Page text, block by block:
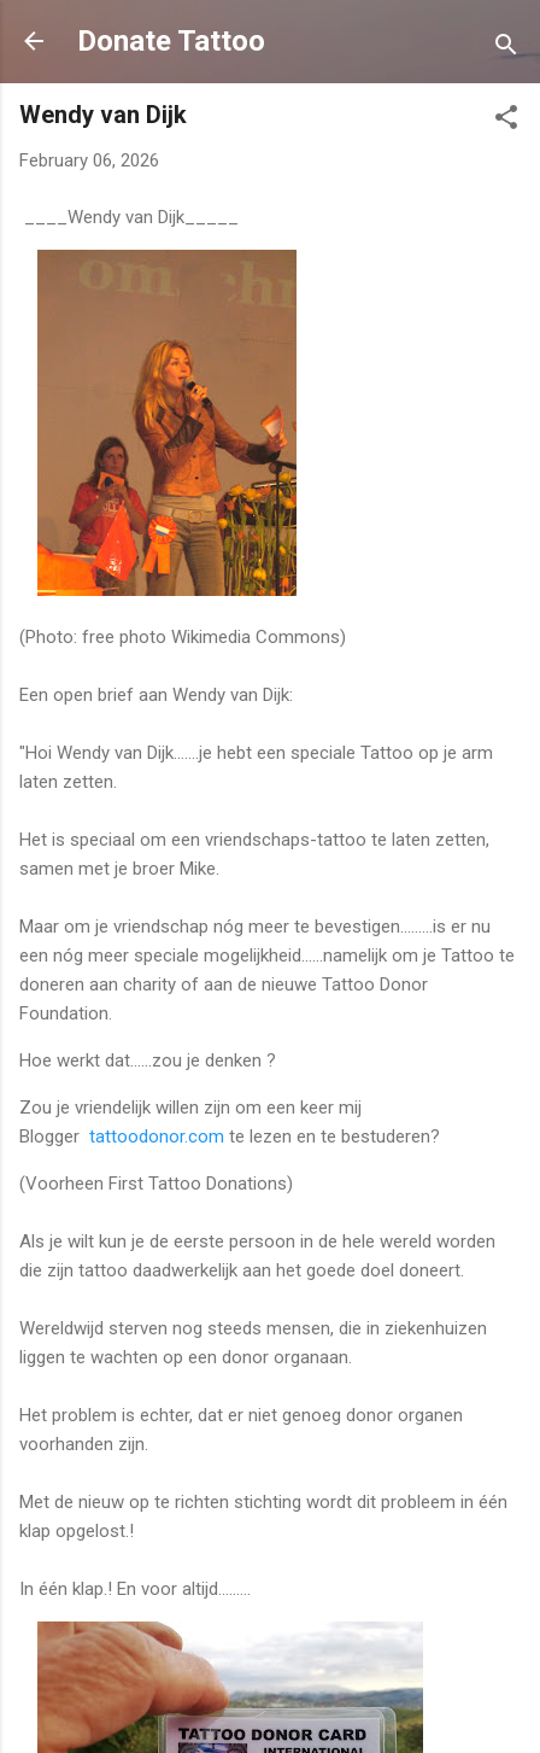
Skip to main content
Donate Tattoo
Wendy van Dijk
February 06, 2026
____Wendy van Dijk_____
(Photo: free photo Wikimedia Commons)
Een open brief aan Wendy van Dijk:
"Hoi Wendy van Dijk…….je hebt een speciale Tattoo op je arm
laten zetten.
Het is speciaal om een ​​vriendschaps-tattoo te laten zetten,
samen met je broer Mike.
Maar om je vriendschap nóg meer te bevestigen……...is er nu
een nóg meer speciale mogelijkheid…...namelijk om je Tattoo te
doneren aan charity of aan de nieuwe Tattoo Donor
Foundation.
Hoe werkt dat......zou je denken ?
Zou je vriendelijk willen zijn om een keer mij
Blogger tattoodonor.com te lezen en te bestuderen?
(Voorheen First Tattoo Donations)
Als je wilt kun je de eerste persoon in de hele wereld worden
die zijn tattoo daadwerkelijk aan het goede doel doneert.
Wereldwijd sterven nog steeds mensen, die in ziekenhuizen
liggen te wachten op een donor organaan.
Het problem is echter, dat er niet genoeg donor organen
voorhanden zijn.
Met de nieuw op te richten stichting wordt dit probleem in één
klap opgelost.!
In één klap.! En voor altijd………